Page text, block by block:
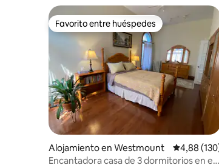
Favorito entre huéspedes
Favorito entre huéspedes
Alojamiento en Westmount
4,88
Encantadora casa de 3 dormitorios en el